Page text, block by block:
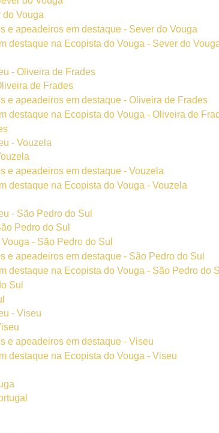
do Vouga
e apeadeiros em destaque - Sever do Vouga
destaque na Ecopista do Vouga - Sever do
- Oliveira de Frades
de Frades
e apeadeiros em destaque - Oliveira de Frades
destaque na Ecopista do Vouga - Oliveira de
- Vouzela
e apeadeiros em destaque - Vouzela
destaque na Ecopista do Vouga - Vouzela
- São Pedro do Sul
Pedro do Sul
- São Pedro do Sul
e apeadeiros em destaque - São Pedro do Sul
destaque na Ecopista do Vouga - São Pedro do
Sul
- Viseu
e apeadeiros em destaque - Viseu
destaque na Ecopista do Vouga - Viseu